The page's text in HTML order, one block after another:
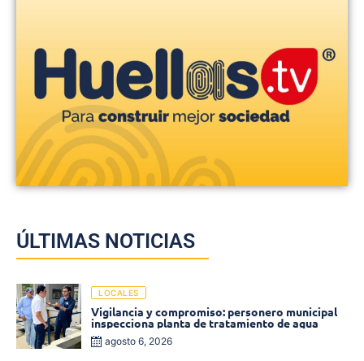
ÚLTIMAS NOTICIAS
LOCALES
Vigilancia y compromiso: personero municipal
inspecciona planta de tratamiento de agua
agosto 6, 2026